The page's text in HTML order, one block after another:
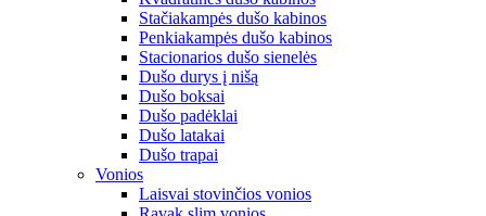
Stačiakampės dušo kabinos
Penkiakampės dušo kabinos
Stacionarios dušo sienelės
Dušo durys į nišą
Dušo boksai
Dušo padėklai
Dušo latakai
Dušo trapai
Vonios
Laisvai stovinčios vonios